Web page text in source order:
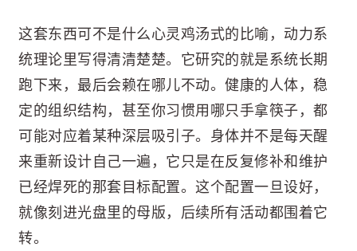
这套东西可不是什么心灵鸡汤式的比喻，动力系
统理论里写得清清楚楚。它研究的就是系统长期
跑下来，最后会赖在哪儿不动。健康的人体，稳
定的组织结构，甚至你习惯用哪只手拿筷子，都
可能对应着某种深层吸引子。身体并不是每天醒
来重新设计自己一遍，它只是在反复修补和维护
已经焊死的那套目标配置。这个配置一旦设好，
就像刻进光盘里的母版，后续所有活动都围着它
转。